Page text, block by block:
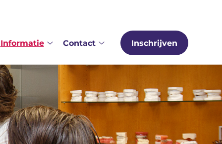
Informatie
Contact
Contact
Inschrijven